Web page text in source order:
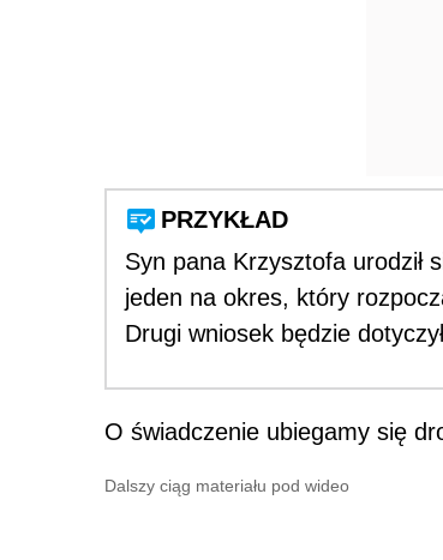
PRZYKŁAD
Syn pana Krzysztofa urodził
jeden na okres, który
Drugi wniosek będzie
O świadczenie ubiegamy się
Dalszy ciąg materiału pod wideo